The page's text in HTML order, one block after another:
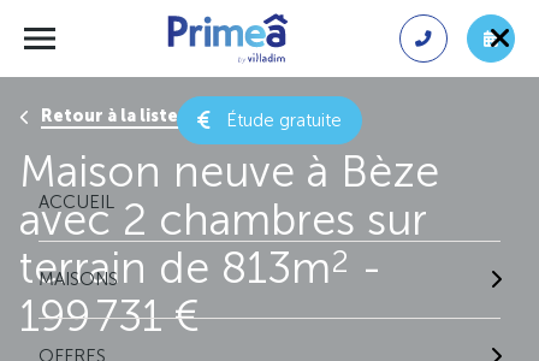
Étude gratuite
ACCUEIL
MAISONS
OFFRES
Retour à la liste des résultats
Maison neuve à Bèze
avec 2 chambres sur
terrain de 813m2 -
199 731 €